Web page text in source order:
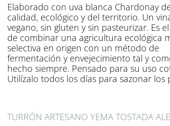
Elaborado con uva blanca Chardonay
calidad, ecológico y del territorio. Un
vegano, sin gluten y sin pasteurizar. Es
de combinar una agricultura ecológica
selectiva en origen con un método de
fermentación y envejecimiento tal y
hecho siempre. Pensado para su uso
Utilízalo todos los días para sazonar los
TURRÓN ARTESANO YEMA TOSTADA